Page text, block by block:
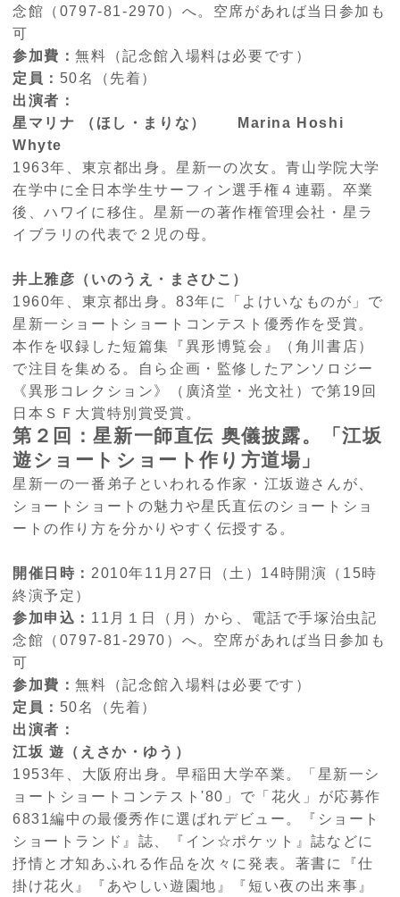
念館（0797-81-2970）へ。空席があれば当日参加も
可
参加費：無料（記念館入場料は必要です）
定員： 50名（先着）
出演者：
星マリナ （ほし・まりな） Marina Hoshi
Whyte
1963年、東京都出身。星新一の次女。青山学院大学
在学中に全日本学生サーフィン選手権４連覇。卒業
後、ハワイに移住。星新一の著作権管理会社・星ラ
イブラリの代表で２児の母。
井上雅彦（いのうえ・まさひこ）
1960年、東京都出身。83年に「よけいなものが」で
星新一ショートショートコンテスト優秀作を受賞。
本作を収録した短篇集『異形博覧会』（角川書店）
で注目を集める。自ら企画・監修したアンソロジー
《異形コレクション》（廣済堂・光文社）で第19回
日本ＳＦ大賞特別賞受賞。
第２回：星新一師直伝 奥儀披露。「江坂
遊ショートショート作り方道場」
星新一の一番弟子といわれる作家・江坂遊さんが、
ショートショートの魅力や星氏直伝のショートショ
ートの作り方を分かりやすく伝授する。
開催日時： 2010年11月27日（土）14時開演（15時
終演予定）
参加申込： 11月１日（月）から、電話で手塚治虫記
念館（0797-81-2970）へ。空席があれば当日参加も
可
参加費：無料（記念館入場料は必要です）
定員： 50名（先着）
出演者：
江坂 遊（えさか・ゆう）
1953年、大阪府出身。早稲田大学卒業。「星新一シ
ョートショートコンテスト'80」で「花火」が応募作
6831編中の最優秀作に選ばれデビュー。『ショート
ショートランド』誌、『イン☆ポケット』誌などに
抒情と才知あふれる作品を次々に発表。著書に『仕
掛け花火』『あやしい遊園地』『短い夜の出来事』